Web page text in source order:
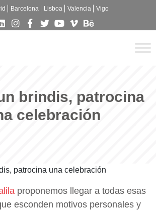
Barcelona Lisboa Valencia Vigo
brindis, patrocina
celebración
proponemos llegar a todas esas
esconden motivos personales y